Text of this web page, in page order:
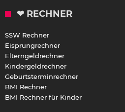
❤ RECHNER
SSW Rechner
Eisprungrechner
Elterngeldrechner
Kindergeldrechner
Geburtsterminrechner
BMI Rechner
BMI Rechner für Kinder